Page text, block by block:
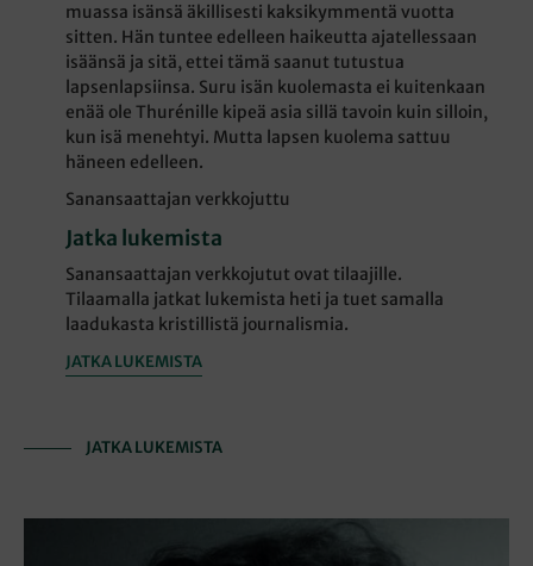
muassa isänsä äkillisesti kaksikymmentä vuotta
sitten. Hän tuntee edelleen haikeutta ajatellessaan
isäänsä ja sitä, ettei tämä saanut tutustua
lapsenlapsiinsa. Suru isän kuolemasta ei kuitenkaan
enää ole Thurénille kipeä asia sillä tavoin kuin silloin,
kun isä menehtyi. Mutta lapsen kuolema sattuu
häneen edelleen.
Sanansaattajan verkkojuttu
Jatka lukemista
Sanansaattajan verkkojutut ovat tilaajille.
Tilaamalla jatkat lukemista heti ja tuet samalla
laadukasta kristillistä journalismia.
JATKA LUKEMISTA
JATKA LUKEMISTA